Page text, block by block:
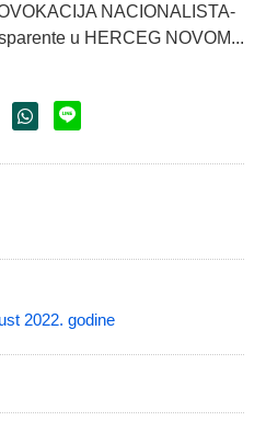
NACIONALISTA-
u HERCEG NOVOM...
2022. godine